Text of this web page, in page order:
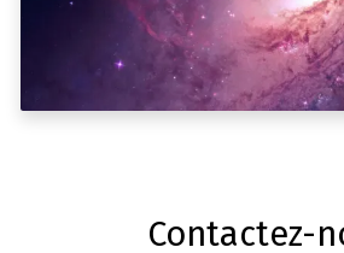
Contactez-